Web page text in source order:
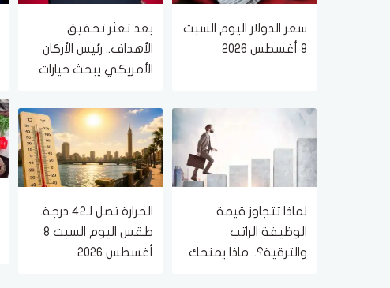
سعر الدولار اليوم السبت
8 أغسطس 2026
بعد تعثر تحقيق
الأهداف.. رئيس الأركان
الأمريكي يبحث خيارات
لماذا تتجاوز قيمة
الوظيفة الراتب
والترقية؟.. ماذا يمنحك
الحرارة تصل لـ42 درجة..
طقس اليوم السبت 8
أغسطس 2026